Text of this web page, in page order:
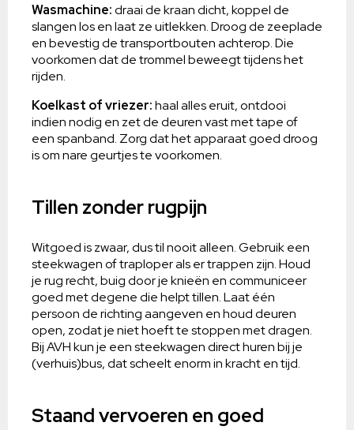
Wasmachine:draai de kraan dicht, koppel de
slangen los en laat ze uitlekken. Droog de zeep­lade
en bevestig de transportbouten achterop. Die
voorkomen dat de trommel beweegt tijdens het
rijden.
Koelkast of vriezer:haal alles eruit, ontdooi
indien nodig en zet de deuren vast met tape of
een spanband. Zorg dat het apparaat goed droog
is om nare geurtjes te voorkomen.
Tillen zonder rugpijn
Witgoed is zwaar, dus til nooit alleen. Gebruik een
steekwagen of traploper als er trappen zijn. Houd
je rug recht, buig door je knieën en communiceer
goed met degene die helpt tillen. Laat één
persoon de richting aangeven en houd deuren
open, zodat je niet hoeft te stoppen met dragen.
Bij AVH kun je een steekwagen direct huren bij je
(verhuis)bus, dat scheelt enorm in kracht en tijd.
Staand vervoeren en goed